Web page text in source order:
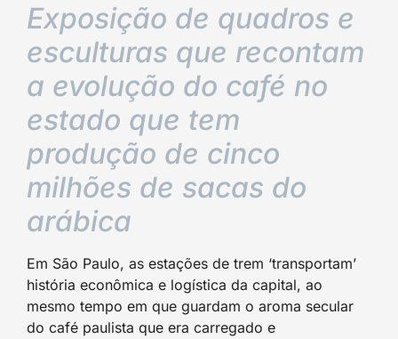
Exposição de quadros e
esculturas que recontam
a evolução do café no
estado que tem
produção de cinco
milhões de sacas do
arábica
Em São Paulo, as estações de trem ‘transportam’
história econômica e logística da capital, ao
mesmo tempo em que guardam o aroma secular
do café paulista que era carregado e